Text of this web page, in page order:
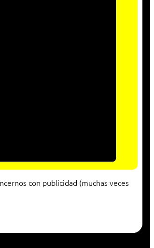
con publicidad (muchas veces